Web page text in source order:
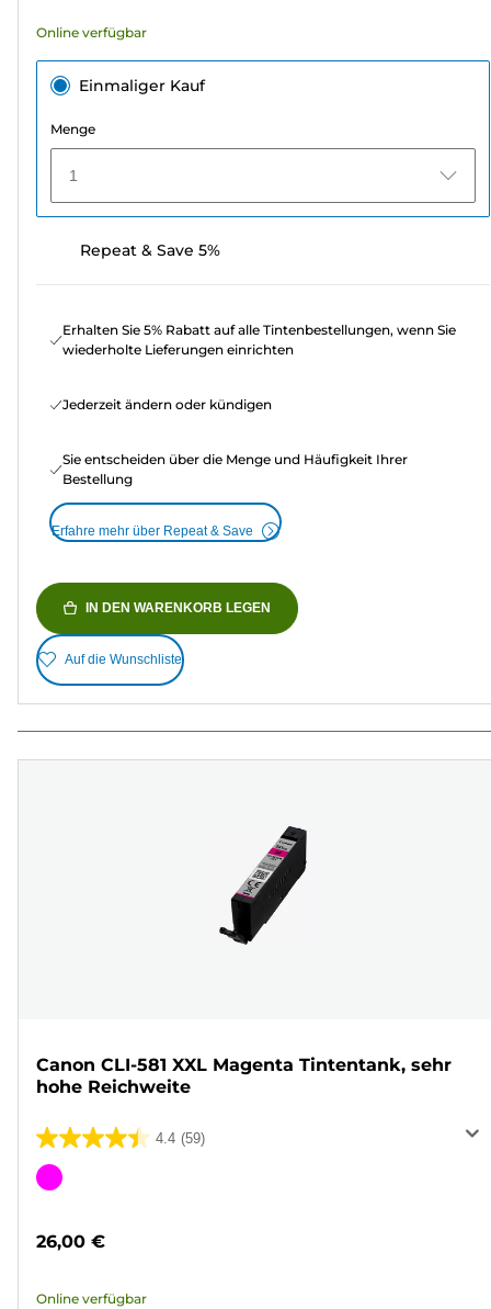
Online verfügbar
Einmaliger Kauf
Menge
1
Repeat & Save 5%
Erhalten Sie 5% Rabatt auf alle Tintenbestellungen, wenn Sie
wiederholte Lieferungen einrichten
Jederzeit ändern oder kündigen
Sie entscheiden über die Menge und Häufigkeit Ihrer
Bestellung
Erfahre mehr über Repeat & Save
IN DEN WARENKORB LEGEN
Auf die Wunschliste
Canon CLI-581 XXL Magenta Tintentank, sehr
hohe Reichweite
4.4 (59)
4.4
von
59
Farbpatrone
26,00 €
Online verfügbar